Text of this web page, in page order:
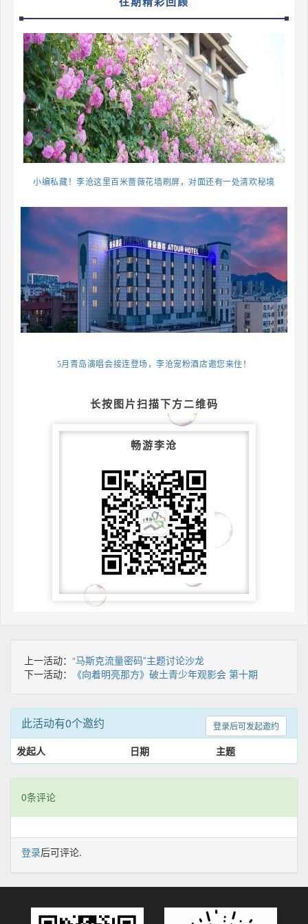
小编私藏！李沧这里百米蔷薇花墙刷屏，对面还有一处清欢秘境
5月青岛演唱会接连登场，李沧宠粉酒店邀您来住！
长按图片扫描下方二维码
畅游李沧
上一活动： “马斯克流量密码”主题讨论沙龙
下一活动：
《向着明亮那方》破土青少年观影会 第十期
登录后可发起邀约
此活动有0个邀约
发起人 日期 主题
0条评论
登录后可评论.